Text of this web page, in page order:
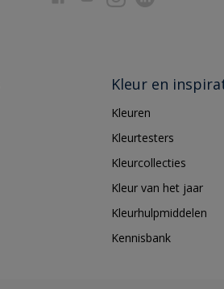
Kleur en
Kleuren
Kleurtesters
Kleurcollecties
Kleur van het jaar
Kleurhulpmiddelen
Kennisbank